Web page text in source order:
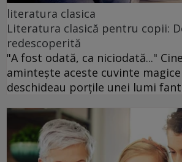
literatura clasica
Literatura clasică pentru copii:
redescoperită
"A fost odată, ca niciodată..."
amintește aceste cuvinte
deschideau porțile unei lumi